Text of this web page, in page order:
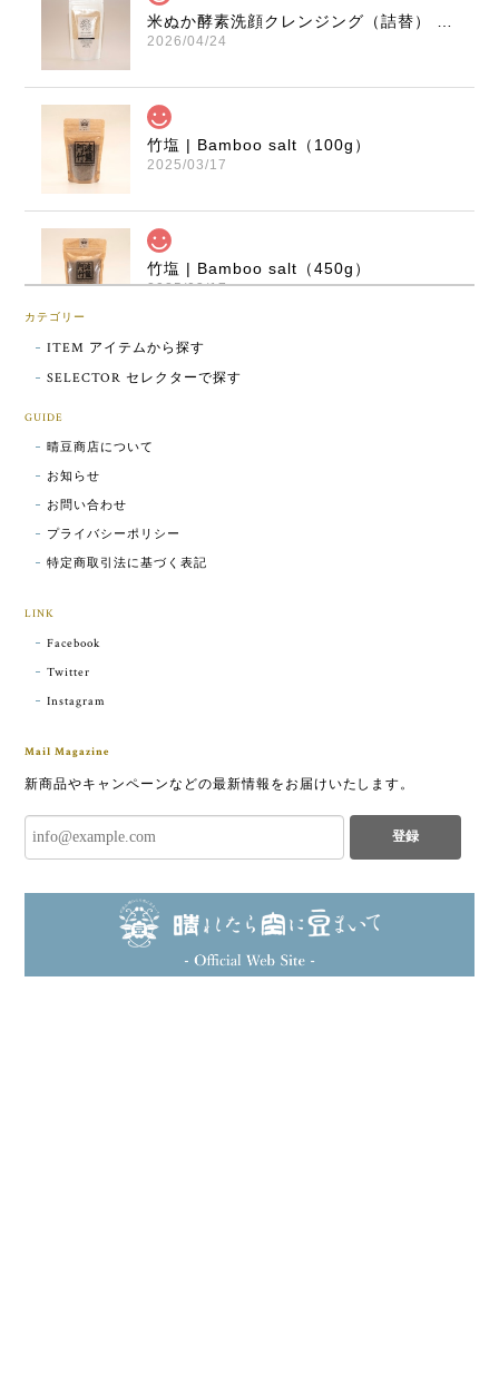
米ぬか酵素洗顔クレンジング（詰替） | Rice bran enzyme cleansing (refill)
2026/04/24
竹塩 | Bamboo salt（100g）
2025/03/17
竹塩 | Bamboo salt（450g）
2025/03/17
こちらもやはり、とてもとても良かったので、実家に
も置いておく分として追加で購入いたしました。なに
きて嬉しいです。続けて使っていきたいです。安心し
て使えます。
なにをしても改善しなかった毛穴の凸凹がキレイにな
ってきて嬉しいです。続けて使っていきたいです。安
米ぬか酵素洗顔クレンジング | Rice bran enzyme cleansing
2024/01/25
独特の匂いはありますが、洗い上がりがしっとりツヤ
カテゴリー
ITEM アイテムから探す
SELECTOR セレクターで探す
GUIDE
晴豆商店について
お知らせ
お問い合わせ
プライバシーポリシー
特定商取引法に基づく表記
LINK
Facebook
Twitter
Instagram
Mail Magazine
新商品やキャンペーンなどの最新情報をお届けいたします。
登録